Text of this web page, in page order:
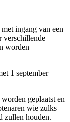
ingang van een
verschillende
worden
1 september
geplaatst en
wie zulks
zullen houden.